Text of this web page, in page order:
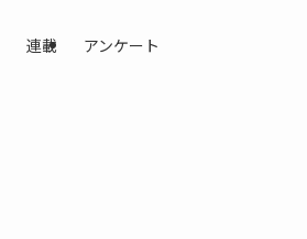
連載 アンケート